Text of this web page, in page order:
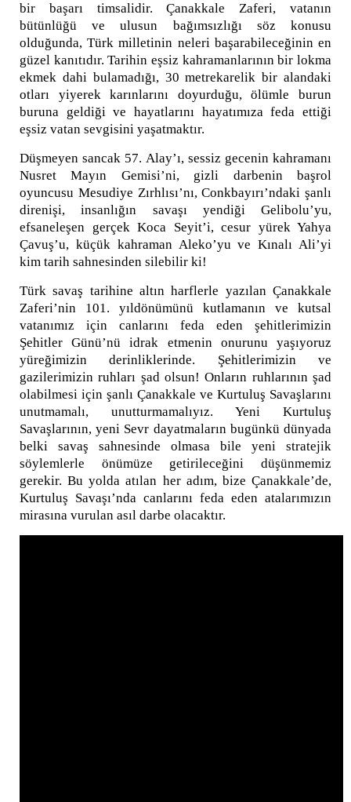
bir başarı timsalidir. Çanakkale Zaferi, vatanın
bütünlüğü ve ulusun bağımsızlığı söz konusu
olduğunda, Türk milletinin neleri başarabileceğinin en
güzel kanıtıdır. Tarihin eşsiz kahramanlarının bir lokma
ekmek dahi bulamadığı, 30 metrekarelik bir alandaki
otları yiyerek karınlarını doyurduğu, ölümle burun
buruna geldiği ve hayatlarını hayatımıza feda ettiği
eşsiz vatan sevgisini yaşatmaktır.
Düşmeyen sancak 57. Alay’ı, sessiz gecenin kahramanı
Nusret Mayın Gemisi’ni, gizli darbenin başrol
oyuncusu Mesudiye Zırhlısı’nı, Conkbayırı’ndaki şanlı
direnişi, insanlığın savaşı yendiği Gelibolu’yu,
efsaneleşen gerçek Koca Seyit’i, cesur yürek Yahya
Çavuş’u, küçük kahraman Aleko’yu ve Kınalı Ali’yi
kim tarih sahnesinden silebilir ki!
Türk savaş tarihine altın harflerle yazılan Çanakkale
Zaferi’nin 101. yıldönümünü kutlamanın ve kutsal
vatanımız için canlarını feda eden şehitlerimizin
Şehitler Günü’nü idrak etmenin onurunu yaşıyoruz
yüreğimizin derinliklerinde. Şehitlerimizin ve
gazilerimizin ruhları şad olsun! Onların ruhlarının şad
olabilmesi için şanlı Çanakkale ve Kurtuluş Savaşlarını
unutmamalı, unutturmamalıyız. Yeni Kurtuluş
Savaşlarının, yeni Sevr dayatmaların bugünkü dünyada
belki savaş sahnesinde olmasa bile yeni stratejik
söylemlerle önümüze getirileceğini düşünmemiz
gerekir. Bu yolda atılan her adım, bize Çanakkale’de,
Kurtuluş Savaşı’nda canlarını feda eden atalarımızın
mirasına vurulan asıl darbe olacaktır.